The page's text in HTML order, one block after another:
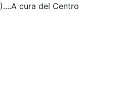
)....A cura del Centro